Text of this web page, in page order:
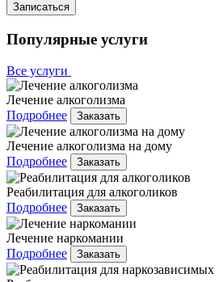
Записаться
Популярные услуги
Все услуги
Лечение алкоголизма
Подробнее
Заказать
Лечение алкоголизма на дому
Подробнее
Заказать
Реабилитация для алкоголиков
Подробнее
Заказать
Лечение наркомании
Подробнее
Заказать